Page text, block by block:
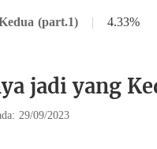
(part.1) | 4.33%
jadi yang
29/09/2023